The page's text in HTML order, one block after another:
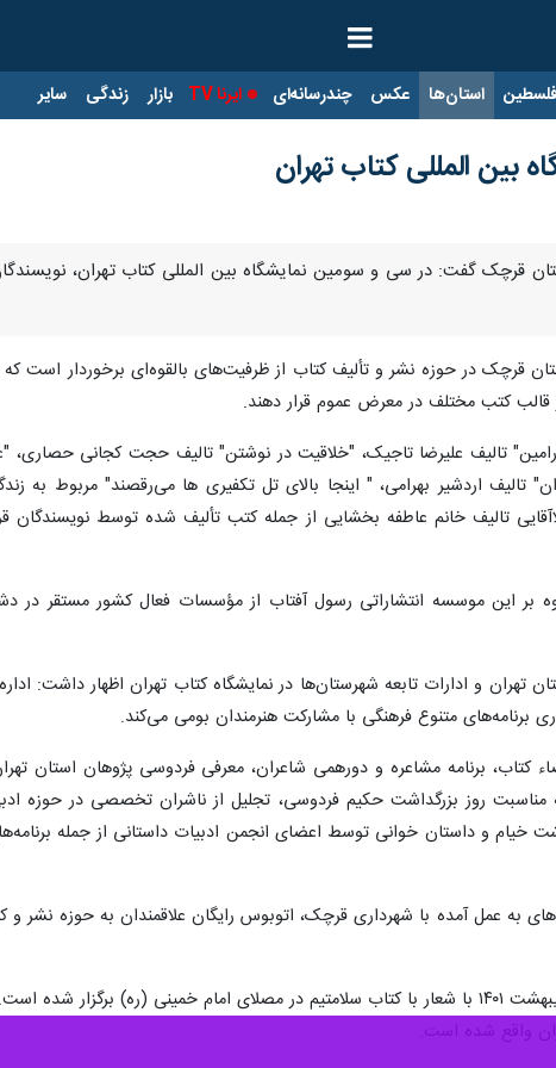
فلسطین استان‌ها عکس چندرسانه‌ای ایرنا TV بازار زندگی سایر
بین المللی کتاب تهران
قرچک گفت: در سی و سومین نمایشگاه بین المللی کتاب تهران،
قرچک در حوزه نشر و تألیف کتاب از ظرفیت‌های بالقوه‌ای برخوردار است
قالب کتب مختلف در معرض عموم قرار دهند.
تالیف علیرضا تاجیک، "خلاقیت در نوشتن" تالیف حجت کجانی حصاری،
اردشیر بهرامی، " اینجا بالای تل تکفیری ها می‌رقصند" مربوط به
تالیف خانم عاطفه بخشایی از جمله کتب تألیف شده توسط نویسندگان
بر این موسسه انتشاراتی رسول آفتاب از مؤسسات فعال کشور مستقر در
کتاب، برنامه مشاعره و دورهمی شاعران، معرفی فردوسی پژوهان استان
مناسبت روز بزرگداشت حکیم فردوسی، تجلیل از ناشران تخصصی در حوزه
خیام و داستان خوانی توسط اعضای انجمن ادبیات داستانی از جمله
عمل آمده با شهرداری قرچک، اتوبوس رایگان علاقمندان به حوزه نشر و